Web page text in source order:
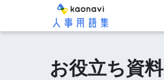
お役立ち資料